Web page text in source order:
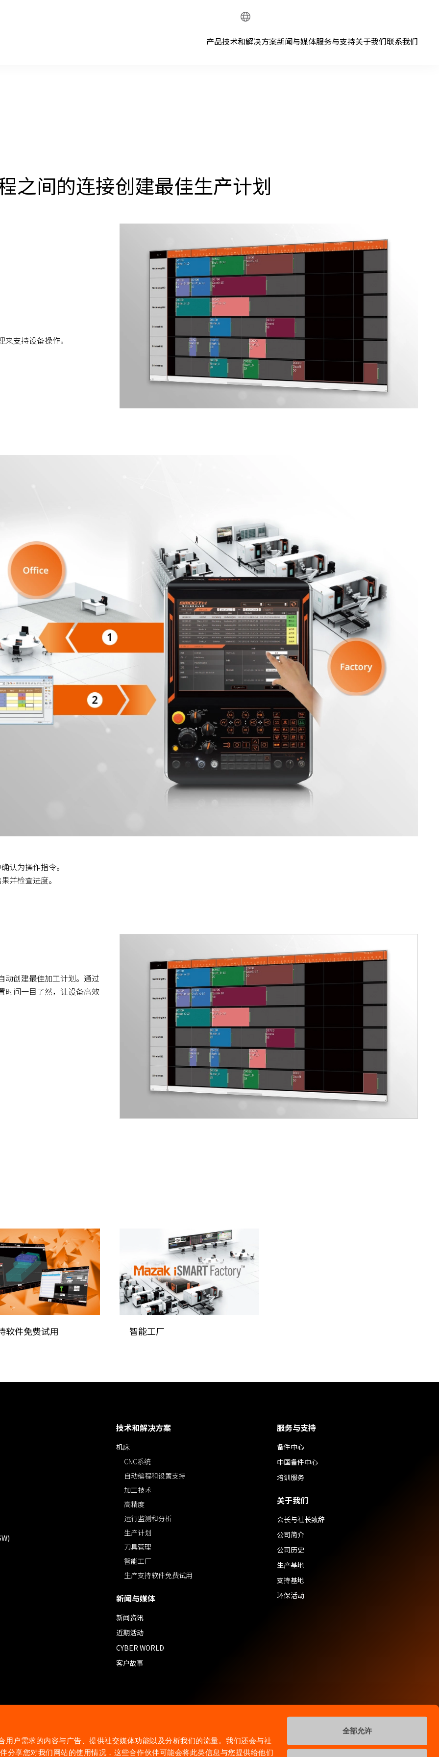
用户需求的内容与广告、提供社交媒体功能以及分析我们的流量。我们还会与社
分享您对我们网站的使用情况，这些合作伙伴可能会将此类信息与您提供给他们
全部允许
产品技术和解决方案新闻与媒体服务与支持关于我们联系我们
Global
之间的连接创建最佳生产计划
支持设备操作。
认为操作指令。
并检查进度。
动创建最佳加工计划。通过
时间一目了然，让设备高效
软件免费试用 智能工厂
技术和解决方案
机床
CNC系统
自动编程和设置支持
加工技术
高精度
运行监测和分析
生产计划
刀具管理
智能工厂
生产支持软件免费试用
新闻与媒体
新闻资讯
近期活动
CYBER WORLD
客户故事
服务与支持
备件中心
中国备件中心
培训服务
关于我们
会长与社长致辞
公司简介
公司历史
生产基地
支持基地
环保活动